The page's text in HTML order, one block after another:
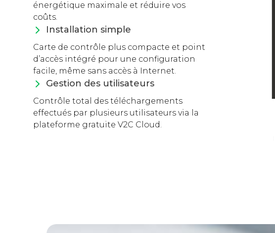
énergétique maximale et réduire vos
coûts.
Installation simple
Carte de contrôle plus compacte et point
d’accès intégré pour une configuration
facile, même sans accès à Internet.
Gestion des utilisateurs
Contrôle total des téléchargements
effectués par plusieurs utilisateurs via la
plateforme gratuite V2C Cloud.